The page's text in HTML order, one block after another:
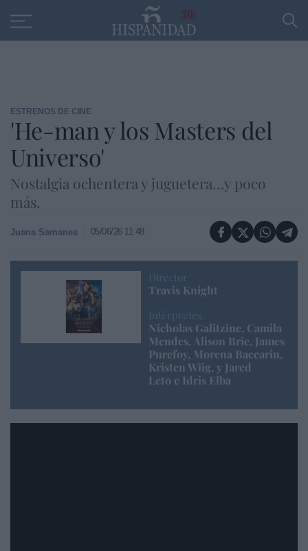
30
ESTRENOS DE CINE
'He-man y los Masters del
Universo'
Nostalgia ochentera y juguetera…y poco
más.
Juana Samanes 05/06/26 11:48
Director
Travis Knight
Intérpretes
Nicholas Galitzine, Camila
Mendes, Alison Brie, James
Purefoy, Morena Baccarin,
Kristen Wiig, y Jared
Leto e Idris Elba